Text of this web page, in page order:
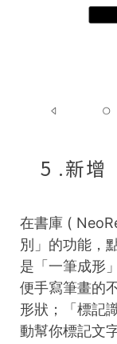
5 .新增
在書庫 (
別」的功能，
是「一筆成形
便手寫筆畫的
形狀；「標記
動幫你標記文